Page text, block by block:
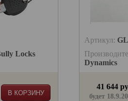
Locks
В КОРЗИНУ
Артикул:
Dynamics
41 644
будет